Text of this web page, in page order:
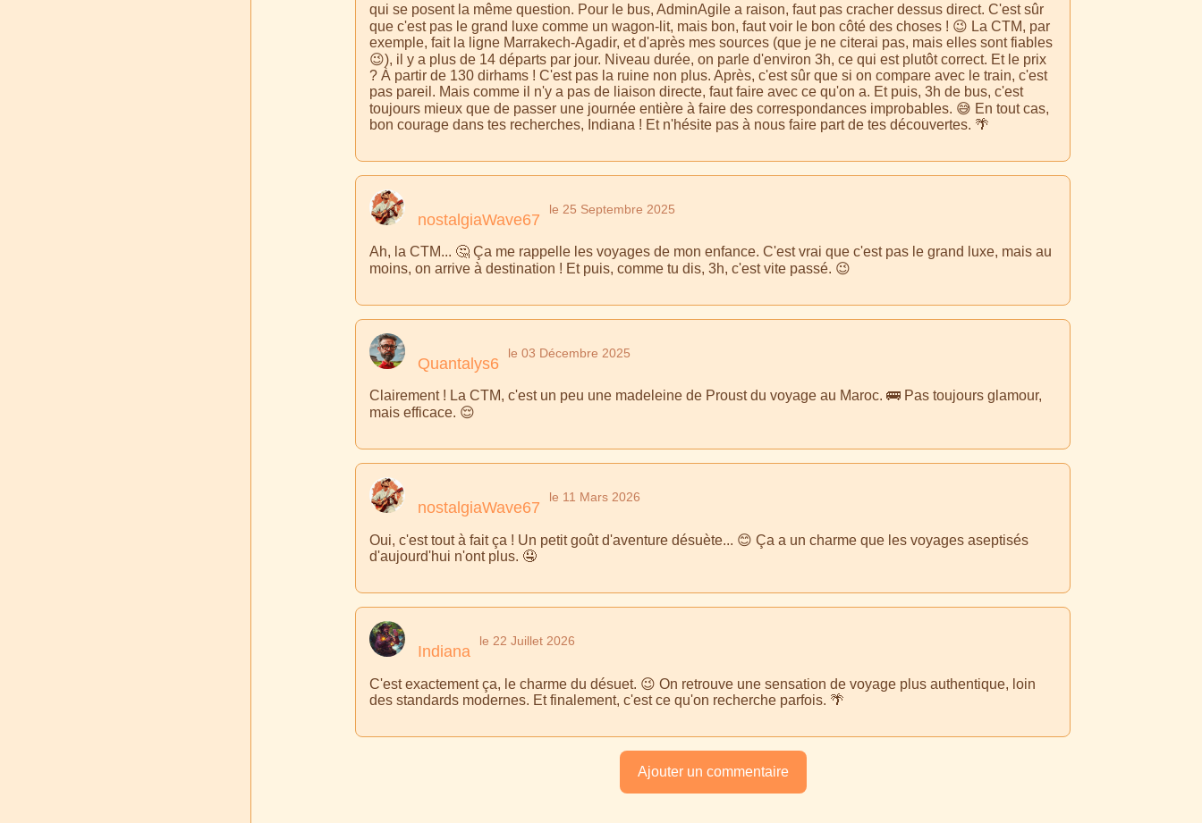
qui se posent la même question. Pour le bus, AdminAgile a raison, faut pas cracher dessus direct. C'est sûr
que c'est pas le grand luxe comme un wagon-lit, mais bon, faut voir le bon côté des choses ! 😉 La CTM, par
exemple, fait la ligne Marrakech-Agadir, et d'après mes sources (que je ne citerai pas, mais elles sont fiables
😉), il y a plus de 14 départs par jour. Niveau durée, on parle d'environ 3h, ce qui est plutôt correct. Et le prix
? À partir de 130 dirhams ! C'est pas la ruine non plus. Après, c'est sûr que si on compare avec le train, c'est
pas pareil. Mais comme il n'y a pas de liaison directe, faut faire avec ce qu'on a. Et puis, 3h de bus, c'est
toujours mieux que de passer une journée entière à faire des correspondances improbables. 😅 En tout cas,
bon courage dans tes recherches, Indiana ! Et n'hésite pas à nous faire part de tes découvertes. 🌴
nostalgiaWave67
le 25 Septembre 2025
Ah, la CTM... 🤔 Ça me rappelle les voyages de mon enfance. C'est vrai que c'est pas le grand luxe, mais au
moins, on arrive à destination ! Et puis, comme tu dis, 3h, c'est vite passé. 😉
Quantalys6
le 03 Décembre 2025
Clairement ! La CTM, c'est un peu une madeleine de Proust du voyage au Maroc. 🚌 Pas toujours glamour,
mais efficace. 😌
nostalgiaWave67
le 11 Mars 2026
Oui, c'est tout à fait ça ! Un petit goût d'aventure désuète... 😊 Ça a un charme que les voyages aseptisés
d'aujourd'hui n'ont plus. 🤤
Indiana
le 22 Juillet 2026
C'est exactement ça, le charme du désuet. 😉 On retrouve une sensation de voyage plus authentique, loin
des standards modernes. Et finalement, c'est ce qu'on recherche parfois. 🌴
Ajouter un commentaire